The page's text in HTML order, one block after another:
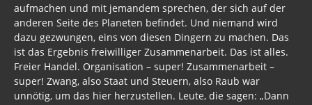
aufmachen und mit jemandem sprechen, der sich auf der
anderen Seite des Planeten befindet. Und niemand wird
dazu gezwungen, eins von diesen Dingern zu machen. Das
ist das Ergebnis freiwilliger Zusammenarbeit. Das ist alles.
Freier Handel. Organisation – super! Zusammenarbeit –
super! Zwang, also Staat und Steuern, also Raub war
unnötig, um das hier herzustellen. Leute, die sagen: „Dann